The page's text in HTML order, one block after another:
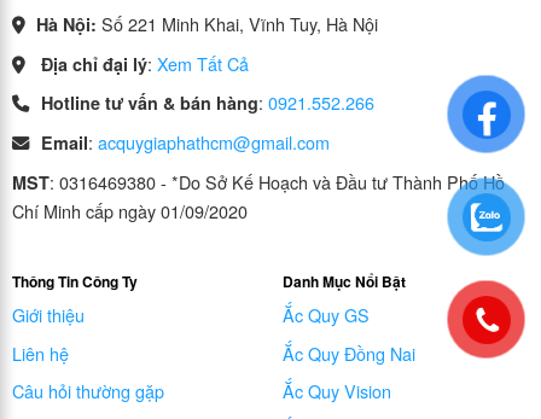
Hà Nội: Số 221 Minh Khai, Vĩnh Tuy, Hà Nội
Địa chỉ đại lý: Xem Tất Cả
Hotline tư vấn & bán hàng: 0921.552.266
Email: acquygiaphathcm@gmail.com
MST: 0316469380 - *Do Sở Kế Hoạch và Đầu tư Thành Phố Hồ
Chí Minh cấp ngày 01/09/2020
Thông Tin Công Ty
Giới thiệu
Liên hệ
Câu hỏi thường gặp
Danh Mục Nổi Bật
Ắc Quy GS
Ắc Quy Đồng Nai
Ắc Quy Vision